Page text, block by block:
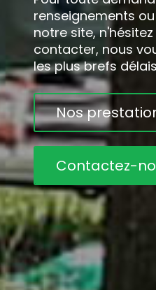
renseignements
notre site,
contacter, nous
les plus brefs
Nos
Contactez-